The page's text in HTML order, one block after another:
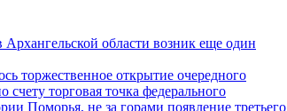
области возник еще один
торжественное открытие очередного
торговая точка федерального
Поморья, не за горами появление третьего